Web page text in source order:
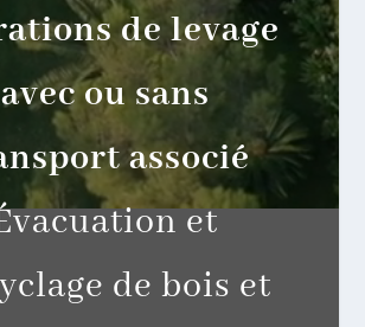
de levage
avec ou sans
associé
et
de bois et